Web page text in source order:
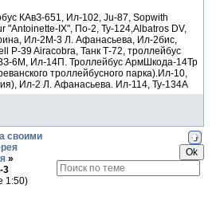
КАвЗ-651, Ил-102, Ju-87, Sopwith
"Antoinette-IX", По-2, Ту-124,Albatros DV,
Ил-2М-3 Л. Афанасьева, Ил-2бис,
P-39 Airacobra, Танк Т-72, троллейбус
6М, Ил-14П. Троллейбус АрмШкода-14Тр
троллейбусного парка).Ил-10,
Ил-2 Л. Афанасьева. Ил-114, Ту-134А
своими
»
3
1:50)